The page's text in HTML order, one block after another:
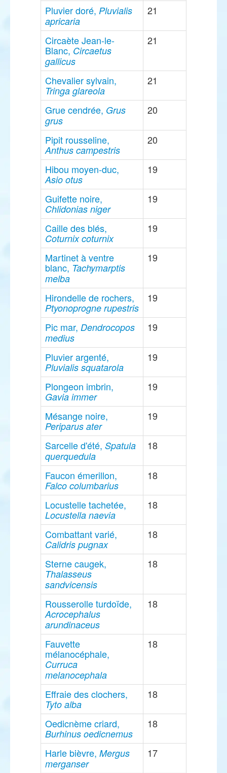
Pluvier doré, Pluvialis
apricaria
21
Circaète Jean-le-
Blanc, Circaetus
gallicus
21
Chevalier sylvain,
Tringa glareola
21
Grue cendrée, Grus
grus
20
Pipit rousseline,
Anthus campestris
20
Hibou moyen-duc,
Asio otus
19
Guifette noire,
Chlidonias niger
19
Caille des blés,
Coturnix coturnix
19
Martinet à ventre
blanc, Tachymarptis
melba
19
Hirondelle de rochers,
Ptyonoprogne rupestris
19
Pic mar, Dendrocopos
medius
19
Pluvier argenté,
Pluvialis squatarola
19
Plongeon imbrin,
Gavia immer
19
Mésange noire,
Periparus ater
19
Sarcelle d'été, Spatula
querquedula
18
Faucon émerillon,
Falco columbarius
18
Locustelle tachetée,
Locustella naevia
18
Combattant varié,
Calidris pugnax
18
Sterne caugek,
Thalasseus
sandvicensis
18
Rousserolle turdoïde,
Acrocephalus
arundinaceus
18
Fauvette
mélanocéphale,
Curruca
melanocephala
18
Effraie des clochers,
Tyto alba
18
Oedicnème criard,
Burhinus oedicnemus
18
Harle bièvre, Mergus
merganser
17